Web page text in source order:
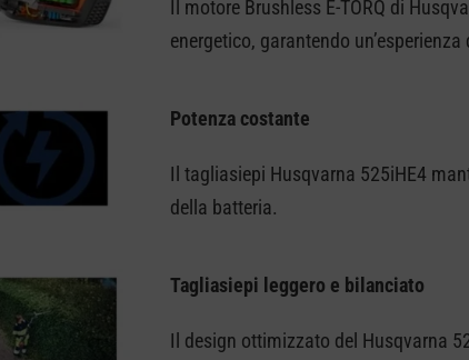
Il motore Brushless E-TORQ di
energetico, garantendo
Potenza costante
Il tagliasiepi Husqvarna 525iHE4
della batteria.
Tagliasiepi leggero e bilanciato
Il design ottimizzato del Husqvarna